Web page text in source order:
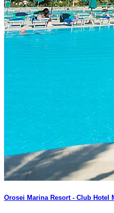
Orosei Marina Resort - Club Hotel